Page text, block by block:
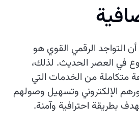
التواجد الرقمي القوي هو
في العصر الحديث. لذلك،
متكاملة من الخدمات التي
الإلكتروني وتسهيل وصولهم
بطريقة احترافية وآمنة.